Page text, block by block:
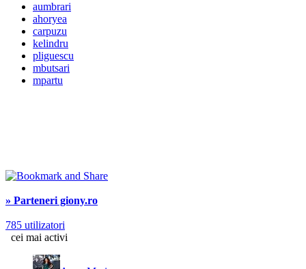
aumbrari
ahoryea
carpuzu
kelindru
pliguescu
mbutsari
mpartu
» Parteneri giony.ro
785 utilizatori
cei mai activi